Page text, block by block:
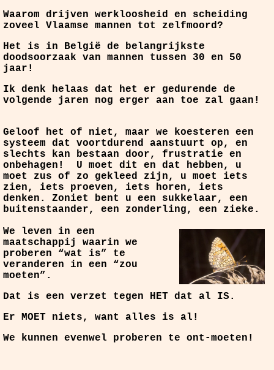
Waarom drijven werkloosheid en scheiding
zoveel Vlaamse mannen tot zelfmoord?
Het is in België de belangrijkste
doodsoorzaak van mannen tussen 30 en 50
jaar!
Ik denk helaas dat het er gedurende de
volgende jaren nog erger aan toe zal gaan!
Geloof het of niet, maar we koesteren een
systeem dat voortdurend aanstuurt op, en
slechts kan bestaan door, frustratie en
onbehagen!
U moet dit en dat hebben, u
moet zus of zo gekleed zijn, u moet iets
zien, iets proeven, iets horen, iets
denken. Zoniet bent u een sukkelaar, een
buitenstaander, een zonderling, een zieke.
We leven in een
maatschappij waarin we
proberen “wat is” te
veranderen in een “zou
moeten”.
Dat is een verzet tegen HET dat al IS.
Er MOET niets, want alles is al!
We kunnen evenwel proberen te ont-moeten!